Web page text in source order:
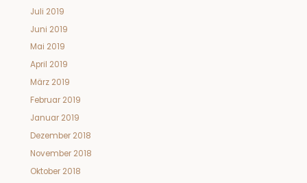
Juli 2019
Juni 2019
Mai 2019
April 2019
März 2019
Februar 2019
Januar 2019
Dezember 2018
November 2018
Oktober 2018